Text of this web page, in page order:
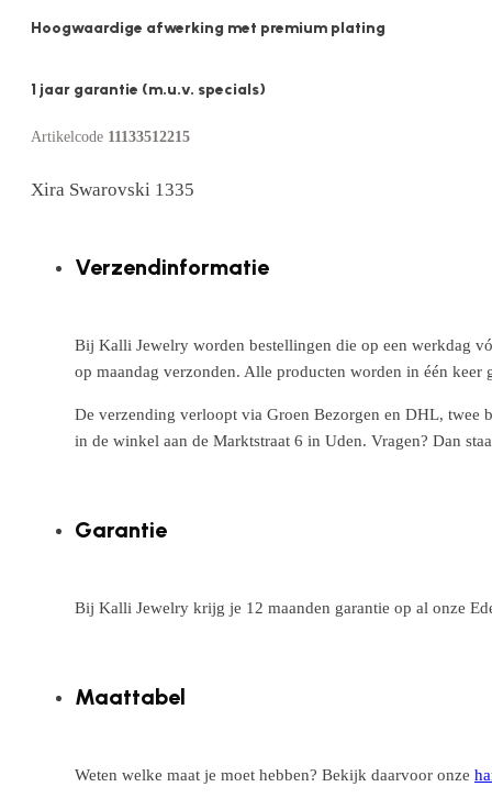
Hoogwaardige afwerking met premium plating
1 jaar garantie (m.u.v. specials)
Artikelcode 11133512215
Xira Swarovski 1335
Verzendinformatie
Bij Kalli Jewelry worden bestellingen die op een werkdag
op maandag verzonden. Alle producten worden in één
De verzending verloopt via Groen Bezorgen en DHL, twee
in de winkel aan de Marktstraat 6 in Uden. Vragen? Dan
Garantie
Bij Kalli Jewelry krijg je 12 maanden garantie op al onze
Maattabel
Weten welke maat je moet hebben? Bekijk daarvoor onze